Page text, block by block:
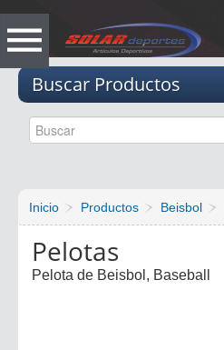
Buscar Productos
Inicio Productos Beisbol
Pelotas
Pelota de Beisbol, Baseball